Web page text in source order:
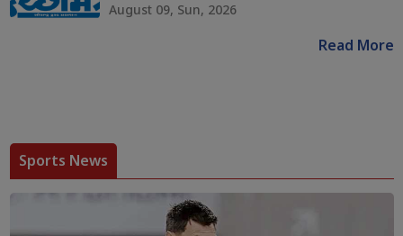
August 09, Sun, 2026
Read More
Sports News